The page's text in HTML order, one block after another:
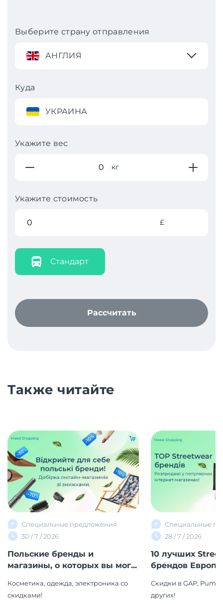
Выберите страну отправления
АНГЛИЯ
Куда
УКРАИНА
Укажите вес
кг
Укажите стоимость
£
Стандарт
Рассчитать
Также читайте
Специальные предложения
30 / 7 / 2026
Польские бренды и
магазины, о которых вы мог...
Косметика, одежда, электроника со
скидками!
Специальные
28 / 7 / 2026
10 лучших
брендов
Скидки в GAP,
других!